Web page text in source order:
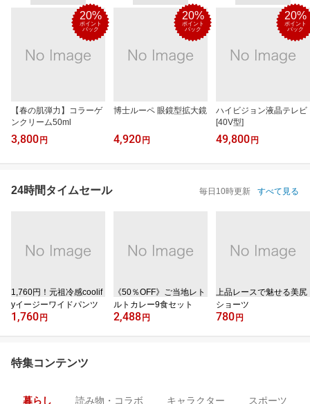
20%
ポイント
バック
【春の肌弾力】コラーゲ
ンクリーム50ml
3,800 円
20%
ポイント
バック
博士ルーペ 眼鏡型拡大鏡
4,920 円
20%
ポイント
バック
ハイビジョン液晶テレビ
[40V型]
49,800 円
24時間タイムセール 毎日10時更新 すべて見る
1,760円！元祖冷感coolif
yイージーワイドパンツ
1,760 円
《50％OFF》ご当地レト
ルトカレー9食セット
2,488 円
上品レースで魅せる美尻
ショーツ
780 円
特集コンテンツ
暮らし 読み物・コラボ キャラクター スポーツ